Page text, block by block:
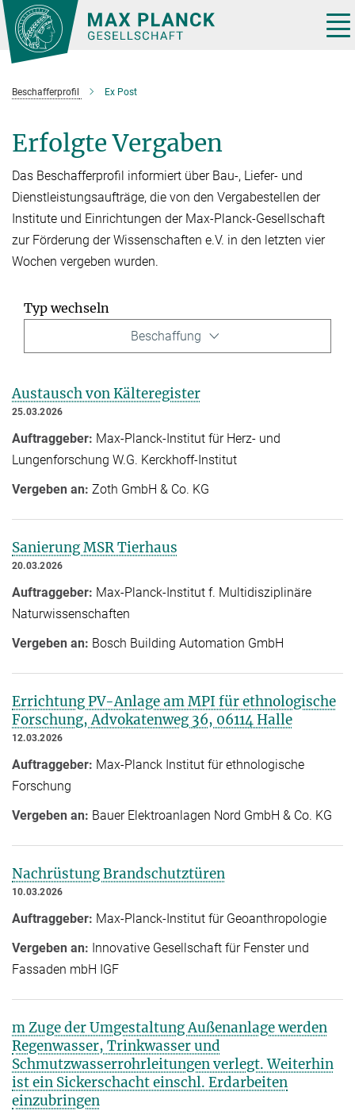
Hauptinhalt
Beschafferprofil Ex Post
Erfolgte Vergaben
Das Beschafferprofil informiert über Bau-, Liefer- und
Dienstleistungsaufträge, die von den Vergabestellen der
Institute und Einrichtungen der Max-Planck-Gesellschaft
zur Förderung der Wissenschaften e.V. in den letzten vier
Wochen vergeben wurden.
Typ wechseln
Beschaffung
Austausch von Kälteregister
25.03.2026
Auftraggeber: Max-Planck-Institut für Herz- und
Lungenforschung W.G. Kerckhoff-Institut
Vergeben an: Zoth GmbH & Co. KG
Sanierung MSR Tierhaus
20.03.2026
Auftraggeber: Max-Planck-Institut f. Multidisziplinäre
Naturwissenschaften
Vergeben an: Bosch Building Automation GmbH
Errichtung PV-Anlage am MPI für ethnologische
Forschung, Advokatenweg 36, 06114 Halle
12.03.2026
Auftraggeber: Max-Planck Institut für ethnologische
Forschung
Vergeben an: Bauer Elektroanlagen Nord GmbH & Co. KG
Nachrüstung Brandschutztüren
10.03.2026
Auftraggeber: Max-Planck-Institut für Geoanthropologie
Vergeben an: Innovative Gesellschaft für Fenster und
Fassaden mbH IGF
m Zuge der Umgestaltung Außenanlage werden
Regenwasser, Trinkwasser und
Schmutzwasserrohrleitungen verlegt. Weiterhin
ist ein Sickerschacht einschl. Erdarbeiten
einzubringen